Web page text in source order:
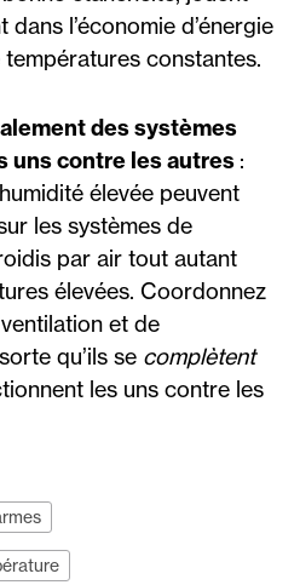
l’économie d’énergie
constantes.
des systèmes
uns contre les autres :
élevée peuvent
les systèmes de
par air tout autant
élevées. Coordonnez
et de
qu’ils se complètent
les uns contre les